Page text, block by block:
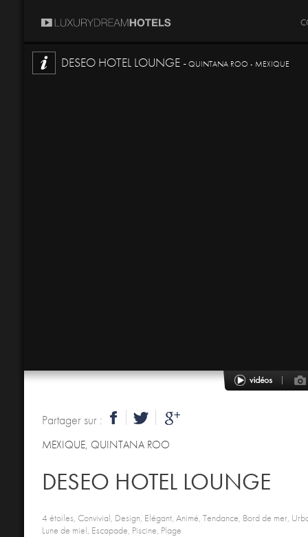
DESEO HOTEL LOUNGE -QUINTANA ROO - MEXIQUE
Partager sur :
MEXIQUE, QUINTANA ROO
DESEO HOTEL LOUNGE
4 étoiles, Convivial, Design, Elégant, Animé, Tendance, Bord de mer,
Lune de miel, Escapade, Piscine, Plage